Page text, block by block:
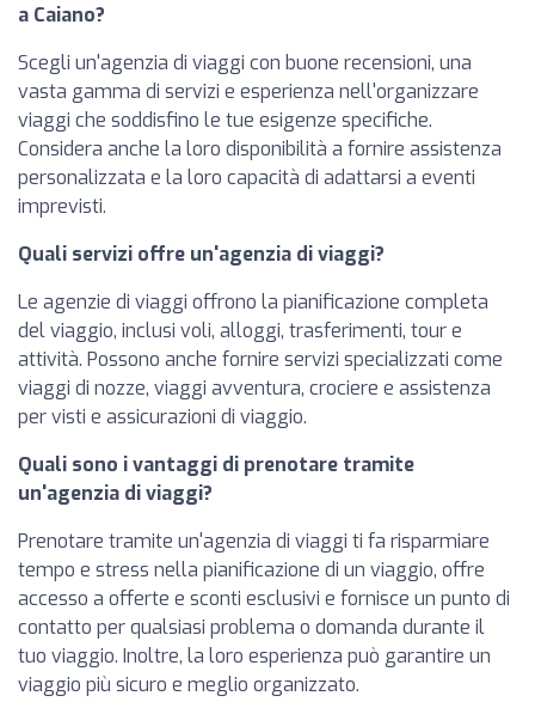
a Caiano?
Scegli un'agenzia di viaggi con buone recensioni, una
vasta gamma di servizi e esperienza nell'organizzare
viaggi che soddisfino le tue esigenze specifiche.
Considera anche la loro disponibilità a fornire assistenza
personalizzata e la loro capacità di adattarsi a eventi
imprevisti.
Quali servizi offre un'agenzia di viaggi?
Le agenzie di viaggi offrono la pianificazione completa
del viaggio, inclusi voli, alloggi, trasferimenti, tour e
attività. Possono anche fornire servizi specializzati come
viaggi di nozze, viaggi avventura, crociere e assistenza
per visti e assicurazioni di viaggio.
Quali sono i vantaggi di prenotare tramite
un'agenzia di viaggi?
Prenotare tramite un'agenzia di viaggi ti fa risparmiare
tempo e stress nella pianificazione di un viaggio, offre
accesso a offerte e sconti esclusivi e fornisce un punto di
contatto per qualsiasi problema o domanda durante il
tuo viaggio. Inoltre, la loro esperienza può garantire un
viaggio più sicuro e meglio organizzato.